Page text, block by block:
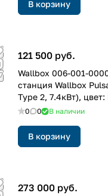
В корзину
121 500 руб.
Wallbox 006-001-
станция Wallbox
Type 2, 7.4кВт),
0 0 В наличии
В корзину
273 000 руб.